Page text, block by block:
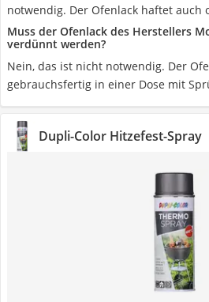
notwendig. Der Ofenlack haftet auch
Muss der Ofenlack des Herstellers
verdünnt werden?
Nein, das ist nicht notwendig. Der
gebrauchsfertig in einer Dose mit
Dupli-Color Hitzefest-Spray